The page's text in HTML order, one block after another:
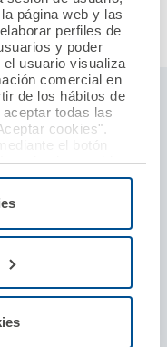
página web y las
perfiles de
y poder
usuario visualiza
comercial en
de los hábitos de
todas las
cookies".
el botón
todas las cookies
el acceso a los
“Personalizar".